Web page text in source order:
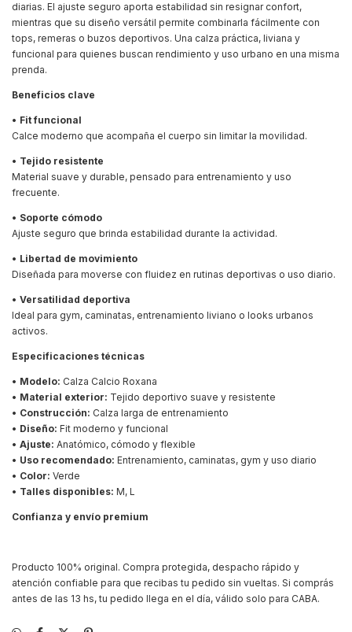
diarias. El ajuste seguro aporta estabilidad sin resignar confort,
mientras que su diseño versátil permite combinarla fácilmente con
tops, remeras o buzos deportivos. Una calza práctica, liviana y
funcional para quienes buscan rendimiento y uso urbano en una misma
prenda.
Beneficios clave
• Fit funcional
Calce moderno que acompaña el cuerpo sin limitar la movilidad.
• Tejido resistente
Material suave y durable, pensado para entrenamiento y uso
frecuente.
• Soporte cómodo
Ajuste seguro que brinda estabilidad durante la actividad.
• Libertad de movimiento
Diseñada para moverse con fluidez en rutinas deportivas o uso diario.
• Versatilidad deportiva
Ideal para gym, caminatas, entrenamiento liviano o looks urbanos
activos.
Especificaciones técnicas
• Modelo: Calza Calcio Roxana
• Material exterior: Tejido deportivo suave y resistente
• Construcción: Calza larga de entrenamiento
• Diseño: Fit moderno y funcional
• Ajuste: Anatómico, cómodo y flexible
• Uso recomendado: Entrenamiento, caminatas, gym y uso diario
• Color: Verde
• Talles disponibles: M, L
Confianza y envío premium
Producto 100% original. Compra protegida, despacho rápido y
atención confiable para que recibas tu pedido sin vueltas. Si comprás
antes de las 13 hs, tu pedido llega en el día, válido solo para CABA.